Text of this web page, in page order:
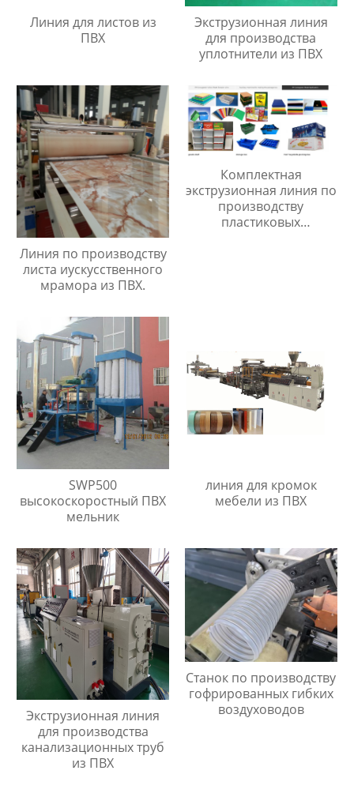
Линия для листов из
ПВХ
Экструзионная линия
для производства
уплотнители из ПВХ
Линия по производству
листа иускусственного
мрамора из ПВХ.
Комплектная
экструзионная линия по
производству
пластиковых
SWP500
высокоскоростный ПВХ
мельник
линия для кромок
мебели из ПВХ
Экструзионная линия
для производства
канализационных труб
из ПВХ
Станок по производству
гофрированных гибких
воздуховодов